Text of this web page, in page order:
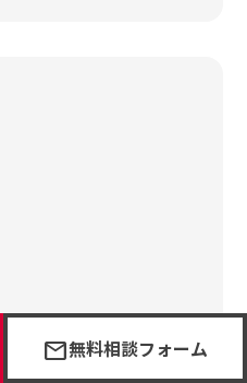
観点からも十分に考
mail無料相談フォーム